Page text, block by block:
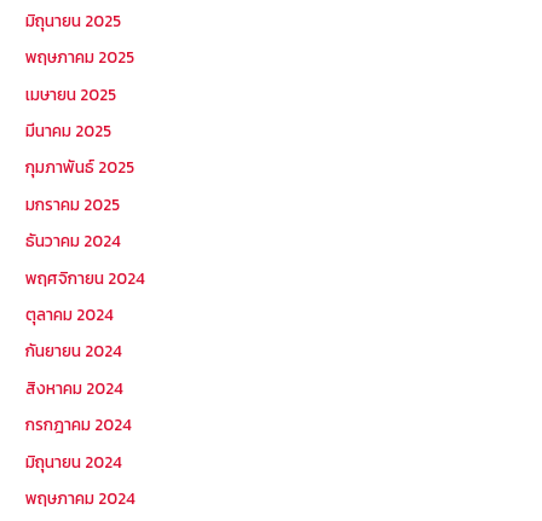
มิถุนายน 2025
พฤษภาคม 2025
เมษายน 2025
มีนาคม 2025
กุมภาพันธ์ 2025
มกราคม 2025
ธันวาคม 2024
พฤศจิกายน 2024
ตุลาคม 2024
กันยายน 2024
สิงหาคม 2024
กรกฎาคม 2024
มิถุนายน 2024
พฤษภาคม 2024